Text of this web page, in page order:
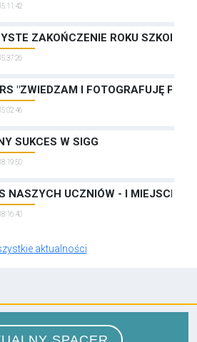
ZAKOŃCZENIE ROKU
"ZWIEDZAM I FOTOGRAFUJĘ
SUKCES W SIGG
NASZYCH UCZNIÓW - I MIEJSCE W
aktualności